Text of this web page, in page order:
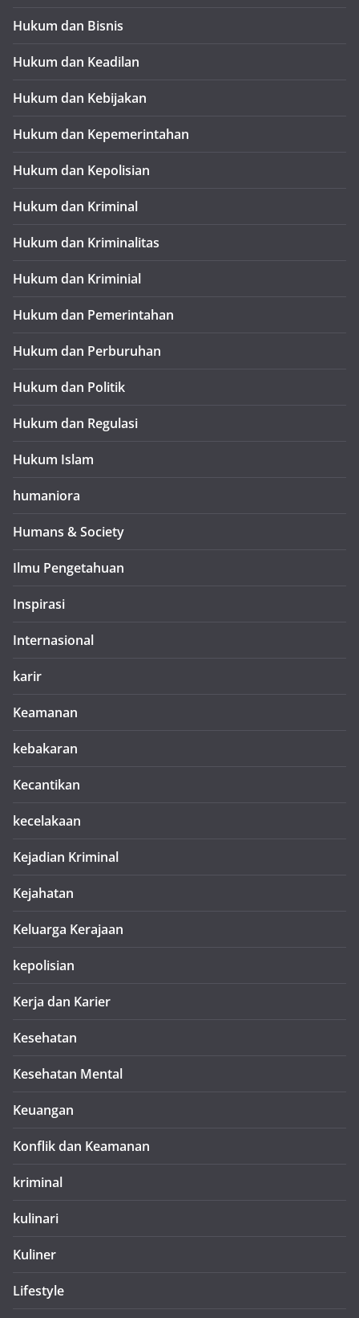
Hukum dan Bisnis
Hukum dan Keadilan
Hukum dan Kebijakan
Hukum dan Kepemerintahan
Hukum dan Kepolisian
Hukum dan Kriminal
Hukum dan Kriminalitas
Hukum dan Kriminial
Hukum dan Pemerintahan
Hukum dan Perburuhan
Hukum dan Politik
Hukum dan Regulasi
Hukum Islam
humaniora
Humans & Society
Ilmu Pengetahuan
Inspirasi
Internasional
karir
Keamanan
kebakaran
Kecantikan
kecelakaan
Kejadian Kriminal
Kejahatan
Keluarga Kerajaan
kepolisian
Kerja dan Karier
Kesehatan
Kesehatan Mental
Keuangan
Konflik dan Keamanan
kriminal
kulinari
Kuliner
Lifestyle